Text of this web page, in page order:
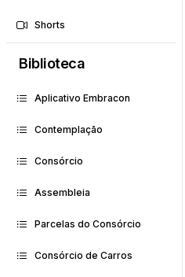
Shorts
Biblioteca
Aplicativo Embracon
Contemplação
Consórcio
Assembleia
Parcelas do Consórcio
Consórcio de Carros